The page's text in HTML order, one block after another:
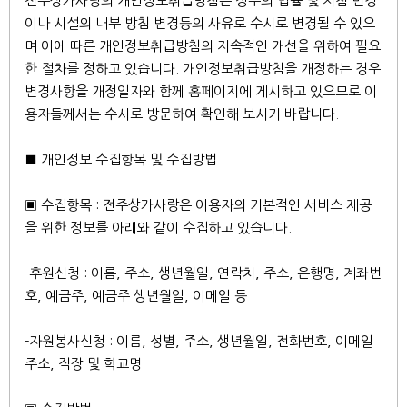
이나 시설의 내부 방침 변경등의 사유로 수시로 변경될 수 있으
며 이에 따른 개인정보취급방침의 지속적인 개선을 위하여 필요
한 절차를 정하고 있습니다. 개인정보취급방침을 개정하는 경우
변경사항을 개정일자와 함께 홈페이지에 게시하고 있으므로 이
용자들께서는 수시로 방문하여 확인해 보시기 바랍니다.
■ 개인정보 수집항목 및 수집방법
▣ 수집항목 : 전주상가사랑은 이용자의 기본적인 서비스 제공
을 위한 정보를 아래와 같이 수집하고 있습니다.
-후원신청 : 이름, 주소, 생년월일, 연락처, 주소, 은행명, 계좌번
호, 예금주, 예금주 생년월일, 이메일 등
-자원봉사신청 : 이름, 성별, 주소, 생년월일, 전화번호, 이메일
주소, 직장 및 학교명